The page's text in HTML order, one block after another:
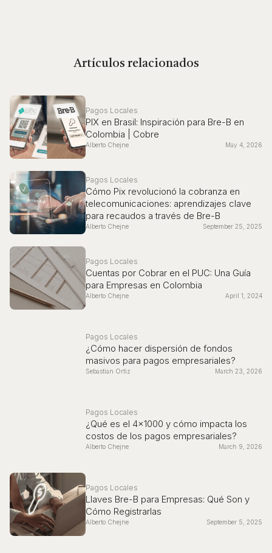
Artículos relacionados
Pagos Locales
PIX en Brasil: Inspiración para Bre-B en
Colombia | Cobre
Alberto Chejne May 4, 2026
Pagos Locales
Cómo Pix revolucionó la cobranza en
telecomunicaciones: aprendizajes clave
para recaudos a través de Bre-B
Alberto Chejne September 25, 2025
Pagos Locales
Cuentas por Cobrar en el PUC: Una Guía
para Empresas en Colombia
Alberto Chejne April 1, 2024
Pagos Locales
¿Cómo hacer dispersión de fondos
masivos para pagos empresariales?
Sebastian Ortiz March 23, 2026
Pagos Locales
¿Qué es el 4x1000 y cómo impacta los
costos de los pagos empresariales?
Alberto Chejne March 9, 2026
Pagos Locales
Llaves Bre-B para Empresas: Qué Son y
Cómo Registrarlas
Alberto Chejne September 5, 2025